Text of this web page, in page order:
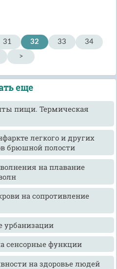
31 32 33
34
>
еще
пищи. Термическая
легкого и других
брюшной полости
на плавание
на сопротивление
урбанизации
сенсорные функции
на здоровье людей